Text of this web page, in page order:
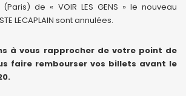
(Paris) de « VOIR LES GENS » le nouveau
LECAPLAIN sont annulées.
à vous rapprocher de votre point de
faire rembourser vos billets avant le